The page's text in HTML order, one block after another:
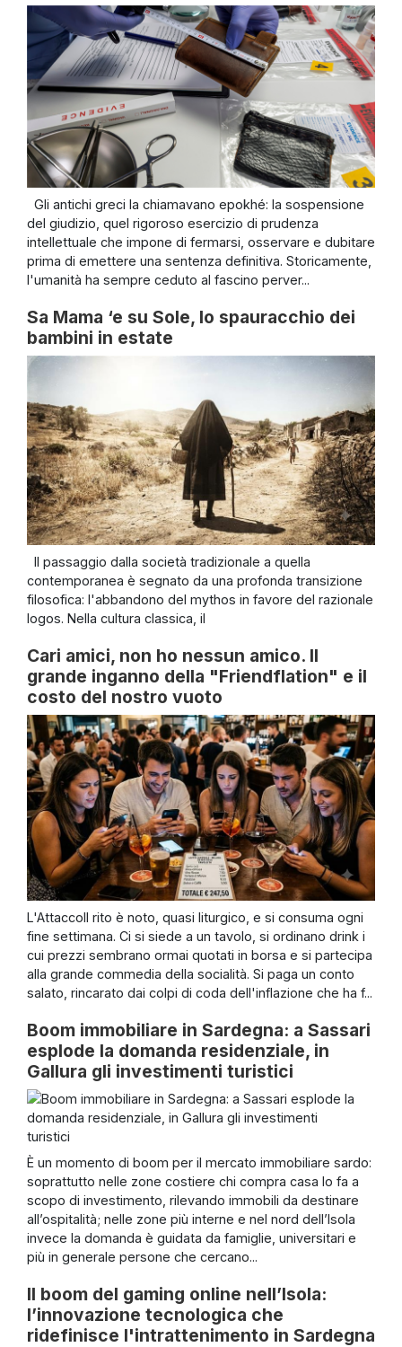
Gli antichi greci la chiamavano epokhé: la sospensione
del giudizio, quel rigoroso esercizio di prudenza
intellettuale che impone di fermarsi, osservare e dubitare
prima di emettere una sentenza definitiva. Storicamente,
l'umanità ha sempre ceduto al fascino perver...
Sa Mama ‘e su Sole, lo spauracchio dei
bambini in estate
Il passaggio dalla società tradizionale a quella
contemporanea è segnato da una profonda transizione
filosofica: l'abbandono del mythos in favore del razionale
logos. Nella cultura classica, il
Cari amici, non ho nessun amico. Il
grande inganno della "Friendflation" e il
costo del nostro vuoto
L'AttaccoIl rito è noto, quasi liturgico, e si consuma ogni
fine settimana. Ci si siede a un tavolo, si ordinano drink i
cui prezzi sembrano ormai quotati in borsa e si partecipa
alla grande commedia della socialità. Si paga un conto
salato, rincarato dai colpi di coda dell'inflazione che ha f...
Boom immobiliare in Sardegna: a Sassari
esplode la domanda residenziale, in
Gallura gli investimenti turistici
È un momento di boom per il mercato immobiliare sardo:
soprattutto nelle zone costiere chi compra casa lo fa a
scopo di investimento, rilevando immobili da destinare
all’ospitalità; nelle zone più interne e nel nord dell’Isola
invece la domanda è guidata da famiglie, universitari e
più in generale persone che cercano...
Il boom del gaming online nell’Isola:
l’innovazione tecnologica che
ridefinisce l'intrattenimento in Sardegna